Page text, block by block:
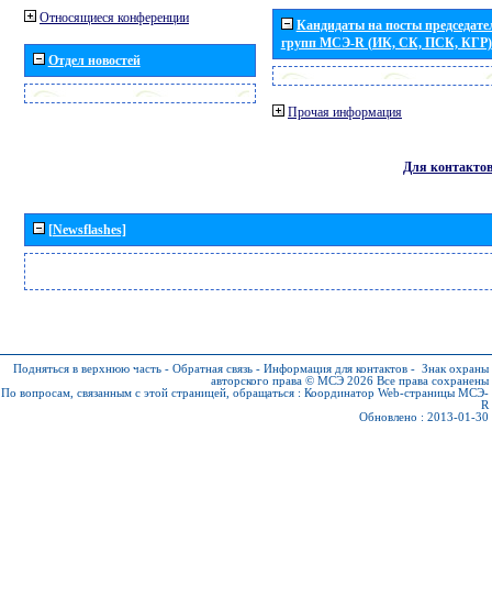
Относящиеся конференции
Отдел новостей
Кандидаты на посты
групп МСЭ-R (ИК, СК, ПСК, КГР)
Прочая информация
Для контактов
[Newsflashes]
Подняться в верхнюю часть - Обратная связь - Информация для контактов - Знак охраны
авторского права © МСЭ 2026 Все права сохранены
По вопросам, связанным с этой страницей, обращаться : Координатор Web-страницы МСЭ-
R
Обновлено : 2013-01-30